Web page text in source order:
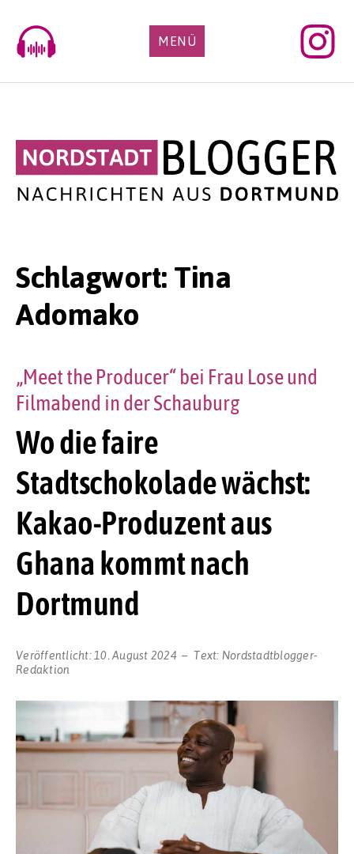
content
MENÜ
Schlagwort: Tina
Adomako
Wo die faire
Stadtschokolade wächst:
Kakao-Produzent aus
Ghana kommt nach
Dortmund
„Meet the Producer“ bei Frau Lose und
Filmabend in der Schauburg
Veröffentlicht: 10. August 2024 Text: Nordstadtblogger-
Redaktion